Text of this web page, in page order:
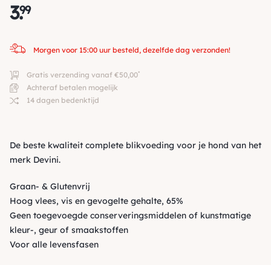
3.
99
Morgen voor 15:00 uur besteld, dezelfde dag verzonden!
Gratis verzending vanaf €50,00*
Achteraf betalen mogelijk
14 dagen bedenktijd
De beste kwaliteit complete blikvoeding voor je hond van het
merk Devini.
Graan- & Glutenvrij
Hoog vlees, vis en gevogelte gehalte, 65%
Geen toegevoegde conserveringsmiddelen of kunstmatige
kleur-, geur of smaakstoffen
Voor alle levensfasen